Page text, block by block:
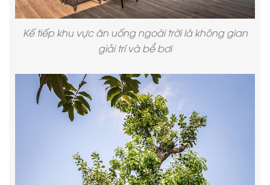
Kế tiếp khu vực ăn uống ngoài trời là không gian
giải trí và bể bơi